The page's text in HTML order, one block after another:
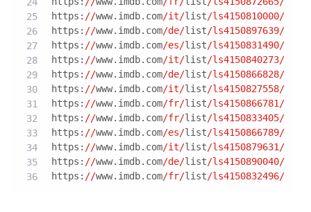
https: //www.imdb.com/it/list/ls4150810000/
https: //www.imdb.com/de/list/ls4150897639/
https: //www.imdb.com/es/list/ls4150831490/
https: //www.imdb.com/it/list/ls4150840273/
https: //www.imdb.com/de/list/ls4150866828/
https: //www.imdb.com/it/list/ls4150827558/
https: //www.imdb.com/fr/list/ls4150866781/
https: //www.imdb.com/fr/list/ls4150833405/
https: //www.imdb.com/es/list/ls4150866789/
https: //www.imdb.com/it/list/ls4150879631/
https: //www.imdb.com/de/list/ls4150890040/
https: //www.imdb.com/fr/list/ls4150832496/